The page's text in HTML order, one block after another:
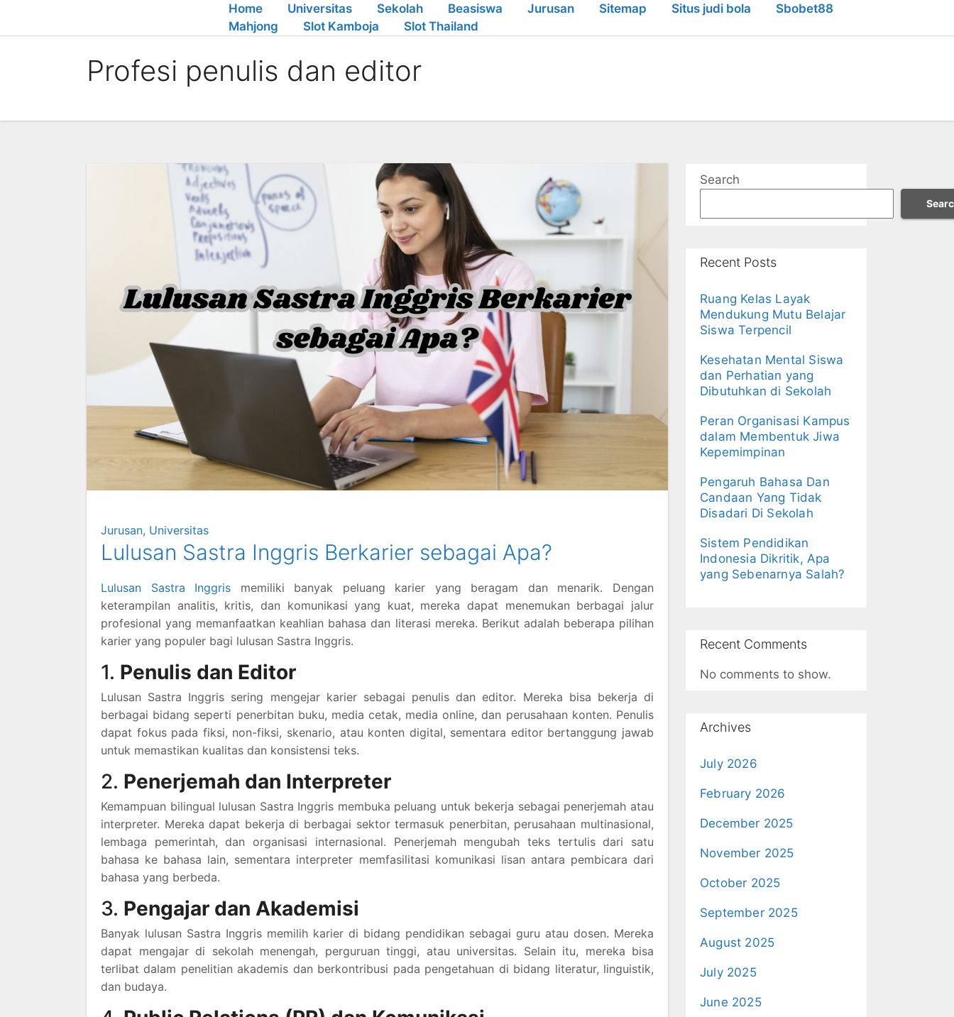
Home Universitas Sekolah Beasiswa Jurusan Sitemap Situs judi bola
Sbobet88
Mahjong
Slot Kamboja Slot Thailand
Profesi penulis dan editor
Jurusan, Universitas
Lulusan Sastra Inggris Berkarier sebagai Apa?
Lulusan Sastra Inggris memiliki banyak peluang karier yang beragam dan menarik. Dengan
keterampilan analitis, kritis, dan komunikasi yang kuat, mereka dapat menemukan berbagai jalur
profesional yang memanfaatkan keahlian bahasa dan literasi mereka. Berikut adalah beberapa pilihan
karier yang populer bagi lulusan Sastra Inggris.
1. Penulis dan Editor
Lulusan Sastra Inggris sering mengejar karier sebagai penulis dan editor. Mereka bisa bekerja di
berbagai bidang seperti penerbitan buku, media cetak, media online, dan perusahaan konten. Penulis
dapat fokus pada fiksi, non-fiksi, skenario, atau konten digital, sementara editor bertanggung jawab
untuk memastikan kualitas dan konsistensi teks.
2. Penerjemah dan Interpreter
Kemampuan bilingual lulusan Sastra Inggris membuka peluang untuk bekerja sebagai penerjemah atau
interpreter. Mereka dapat bekerja di berbagai sektor termasuk penerbitan, perusahaan multinasional,
lembaga pemerintah, dan organisasi internasional. Penerjemah mengubah teks tertulis dari satu
bahasa ke bahasa lain, sementara interpreter memfasilitasi komunikasi lisan antara pembicara dari
bahasa yang berbeda.
3. Pengajar dan Akademisi
Banyak lulusan Sastra Inggris memilih karier di bidang pendidikan sebagai guru atau dosen. Mereka
dapat mengajar di sekolah menengah, perguruan tinggi, atau universitas. Selain itu, mereka bisa
terlibat dalam penelitian akademis dan berkontribusi pada pengetahuan di bidang literatur, linguistik,
dan budaya.
Search
Recent Posts
Ruang Kelas Layak
Mendukung Mutu Belajar
Siswa Terpencil
Kesehatan Mental Siswa
dan Perhatian yang
Dibutuhkan di Sekolah
Peran Organisasi Kampus
dalam Membentuk Jiwa
Kepemimpinan
Pengaruh Bahasa Dan
Candaan Yang Tidak
Disadari Di Sekolah
Sistem Pendidikan
Indonesia Dikritik, Apa
yang Sebenarnya Salah?
Recent Comments
No comments to show.
Archives
July 2026
February 2026
December 2025
November 2025
October 2025
September 2025
August 2025
July 2025
June 2025